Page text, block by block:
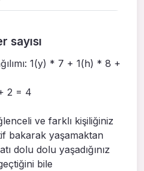
sayısı
1(y) * 7 + 1(h) * 8 +
2 = 4
ve farklı kişiliğiniz
bakarak yaşamaktan
dolu dolu yaşadığınız
bile